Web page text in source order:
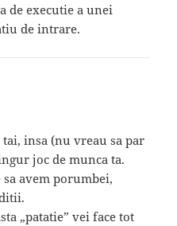
de executie a unei
de intrare.
insa (nu vreau sa par
joc de munca ta.
sa avem porumbei,
„patatie” vei face tot